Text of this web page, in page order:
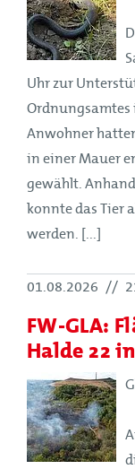
Uhr zur
Ordnungsamtes
Anwohner
in einer Mauer
gewählt.
konnte das Tier
werden. [...]
01.08.2026 //
FW-GLA:
Halde 22